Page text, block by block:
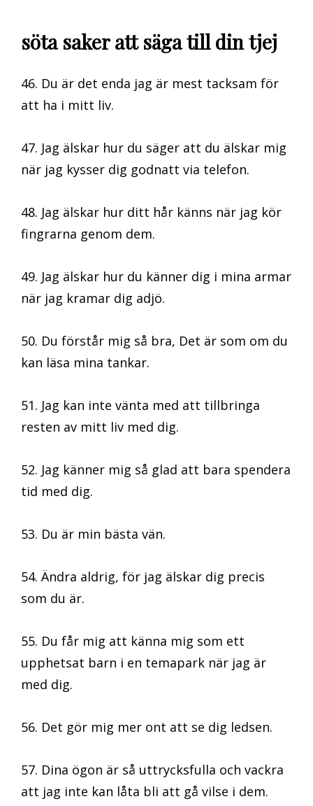
söta saker att säga till din tjej
46. Du är det enda jag är mest tacksam för
att ha i mitt liv.
47. Jag älskar hur du säger att du älskar mig
när jag kysser dig godnatt via telefon.
48. Jag älskar hur ditt hår känns när jag kör
fingrarna genom dem.
49. Jag älskar hur du känner dig i mina armar
när jag kramar dig adjö.
50. Du förstår mig så bra, Det är som om du
kan läsa mina tankar.
51. Jag kan inte vänta med att tillbringa
resten av mitt liv med dig.
52. Jag känner mig så glad att bara spendera
tid med dig.
53. Du är min bästa vän.
54. Ändra aldrig, för jag älskar dig precis
som du är.
55. Du får mig att känna mig som ett
upphetsat barn i en temapark när jag är
med dig.
56. Det gör mig mer ont att se dig ledsen.
57. Dina ögon är så uttrycksfulla och vackra
att jag inte kan låta bli att gå vilse i dem.